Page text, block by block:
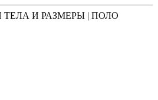
И РАЗМЕРЫ | ПОЛО